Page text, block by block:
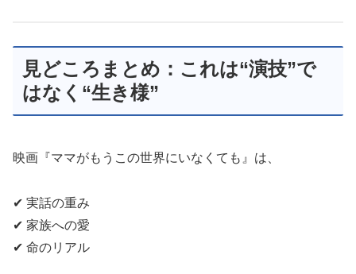
見どころまとめ：これは“演技”で
はなく“生き様”
映画『ママがもうこの世界にいなくても』は、
✔ 実話の重み
✔ 家族への愛
✔ 命のリアル